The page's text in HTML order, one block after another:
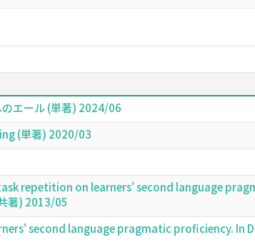
エール (単著) 2024/06
(単著) 2020/03
repetition on learners' second language
著) 2013/05
second language pragmatic proficiency. In